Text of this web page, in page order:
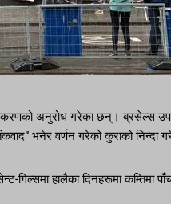
अनुरोध गरेका छन्। ब्रसेल्स
भनेर वर्णन गरेको कुराको
हालैका दिनहरूमा कम्तिमा